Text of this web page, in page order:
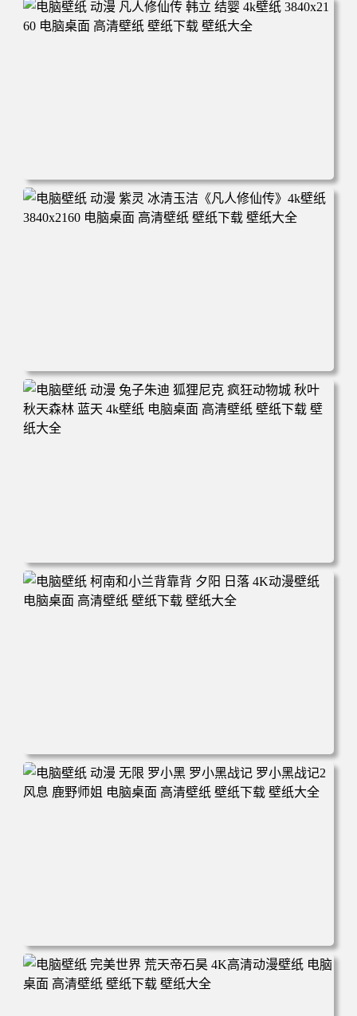
年回忆 荷塘荷叶 蜡笔小新 电脑桌面 高清壁纸 壁纸下载 壁
电脑壁纸 动漫 凡人修仙传 韩立 结婴 4k壁纸 3840x2160 电
脑桌面 高清壁纸 壁纸下载 壁纸大全
电脑壁纸 动漫 紫灵 冰清玉洁《凡人修仙传》4k壁纸 3840x2
160 电脑桌面 高清壁纸 壁纸下载 壁纸大全
电脑壁纸 动漫 兔子朱迪 狐狸尼克 疯狂动物城 秋叶 秋天森
林 蓝天 4k壁纸 电脑桌面 高清壁纸 壁纸下载 壁纸大全
电脑壁纸 柯南和小兰背靠背 夕阳 日落 4K动漫壁纸 电脑桌
面 高清壁纸 壁纸下载 壁纸大全
电脑壁纸 动漫 无限 罗小黑 罗小黑战记 罗小黑战记2 风息
鹿野师姐 电脑桌面 高清壁纸 壁纸下载 壁纸大全